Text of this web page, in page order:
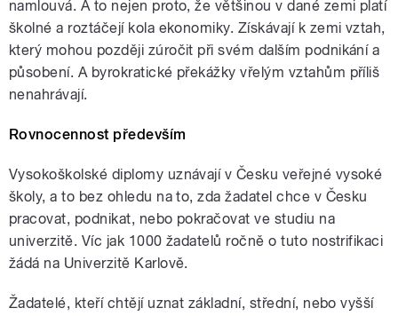
namlouvá. A to nejen proto, že většinou v dané zemi platí
školné a roztáčejí kola ekonomiky. Získávají k zemi vztah,
který mohou později zúročit při svém dalším podnikání a
působení. A byrokratické překážky vřelým vztahům příliš
nenahrávají.
Rovnocennost především
Vysokoškolské diplomy uznávají v Česku veřejné vysoké
školy, a to bez ohledu na to, zda žadatel chce v Česku
pracovat, podnikat, nebo pokračovat ve studiu na
univerzitě. Víc jak 1000 žadatelů ročně o tuto nostrifikaci
žádá na Univerzitě Karlově.
Žadatelé, kteří chtějí uznat základní, střední, nebo vyšší